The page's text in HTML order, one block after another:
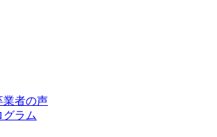
業者の声
グラム